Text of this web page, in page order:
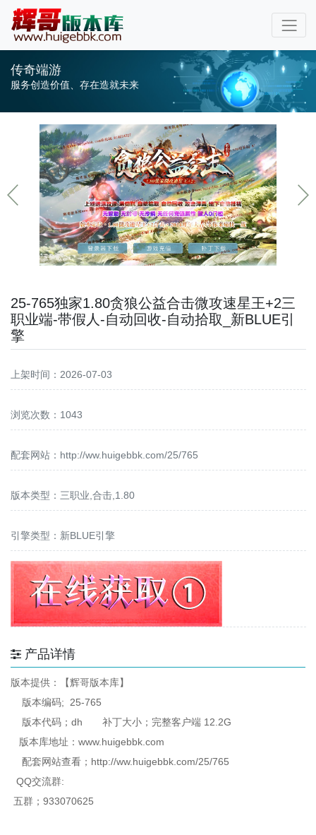
传奇端游
服务创造价值、存在造就未来
25-765独家1.80贪狼公益合击微攻速星王+2三
职业端-带假人-自动回收-自动拾取_新BLUE引
擎
上架时间：2026-07-03
浏览次数：1043
配套网站： http://ww.huigebbk.com/25/765
版本类型：三职业,合击,1.80
引擎类型：新BLUE引擎
产品详情
版本提供：【辉哥版本库】
版本编码; 25-765
版本代码；dh 补丁大小；完整客户端 12.2G
版本库地址：www.huigebbk.com
配套网站查看；http://ww.huigebbk.com/25/765
QQ交流群:
五群；933070625